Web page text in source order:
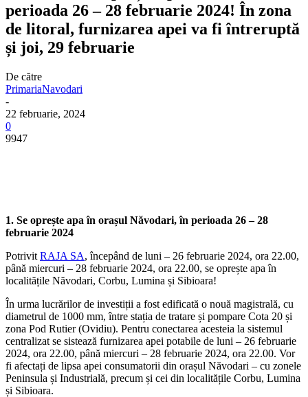
perioada 26 – 28 februarie 2024! În zona
de litoral, furnizarea apei va fi întreruptă
și joi, 29 februarie
De către
PrimariaNavodari
-
22 februarie, 2024
0
9947
1. Se oprește apa în orașul Năvodari, în perioada 26 – 28
februarie 2024
Potrivit RAJA SA, începând de luni – 26 februarie 2024, ora 22.00,
până miercuri – 28 februarie 2024, ora 22.00, se oprește apa în
localitățile Năvodari, Corbu, Lumina și Sibioara!
​În urma lucrărilor de investiții a fost edificată o nouă magistrală, cu
diametrul de 1000 mm, între stația de tratare și pompare Cota 20 și
zona Pod Rutier (Ovidiu). Pentru conectarea acesteia la sistemul
centralizat se sistează furnizarea apei potabile de luni – 26 februarie
2024, ora 22.00, până miercuri – 28 februarie 2024, ora 22.00. Vor
fi afectați de lipsa apei consumatorii din orașul Năvodari – cu zonele
Peninsula și Industrială, precum și cei din localitățile Corbu, Lumina
și Sibioara.